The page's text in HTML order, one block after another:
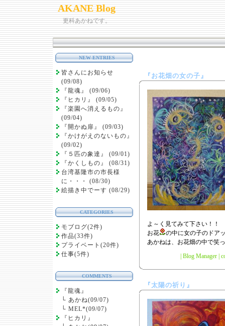
AKANE Blog
更科あかねです。
NEW ENTRIES
皆さんにお知らせ
(09/08)
『龍魂』 (09/06)
『ヒカリ』 (09/05)
『楽園へ消えるもの』
(09/04)
『開かぬ扉』 (09/03)
『かけがえのないもの』
(09/02)
『５匹の象達』 (09/01)
『かくしもの』 (08/31)
台湾基隆市の市長様
に・・・ (08/30)
絵描き中でーす (08/29)
CATEGORIES
モブログ(2件)
作品(33件)
プライベート(20件)
仕事(5件)
COMMENTS
『龍魂』
└ あかね(09/07)
└ MEL*(09/07)
『ヒカリ』
『お花畑の女の子』
よ～く見てみて下さい！！
お花
の中に女の子のドア
あかねは、お花畑の中で笑
Blog Manager|
『太陽の祈り』